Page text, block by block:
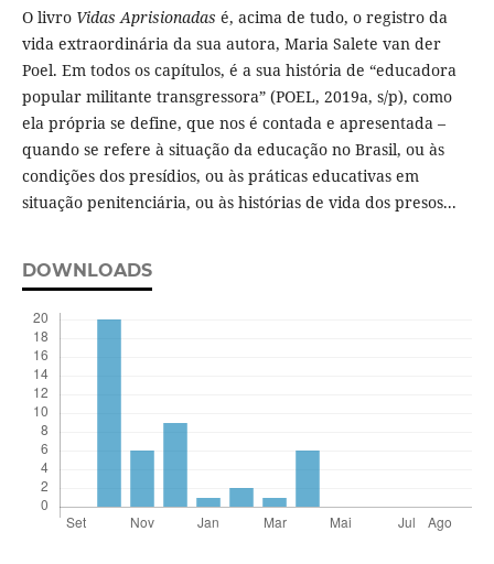
O livro Vidas Aprisionadas é, acima de tudo, o registro da
vida extraordinária da sua autora, Maria Salete van der
Poel. Em todos os capítulos, é a sua história de “educadora
popular militante transgressora” (POEL, 2019a, s/p), como
ela própria se define, que nos é contada e apresentada –
quando se refere à situação da educação no Brasil, ou às
condições dos presídios, ou às práticas educativas em
situação penitenciária, ou às histórias de vida dos presos...
DOWNLOADS